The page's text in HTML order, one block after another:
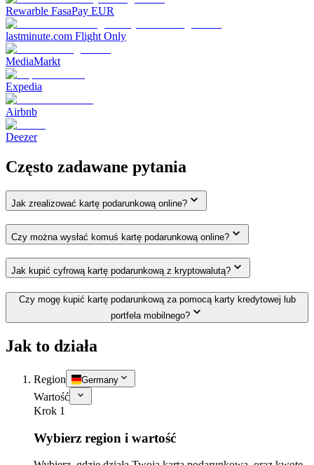
Rewarble FasaPay EUR
lastminute.com Flight Only
MediaMarkt
Expedia
Airbnb
Deezer
Często zadawane pytania
Jak zrealizować kartę podarunkową online?
Czy można wysłać komuś kartę podarunkową online?
Jak kupić cyfrową kartę podarunkową z kryptowalutą?
Czy mogę kupić kartę podarunkową za pomocą karty kredytowej lub
portfela mobilnego?
Jak to działa
Region Germany
Wartość
Krok 1
Wybierz region i wartość